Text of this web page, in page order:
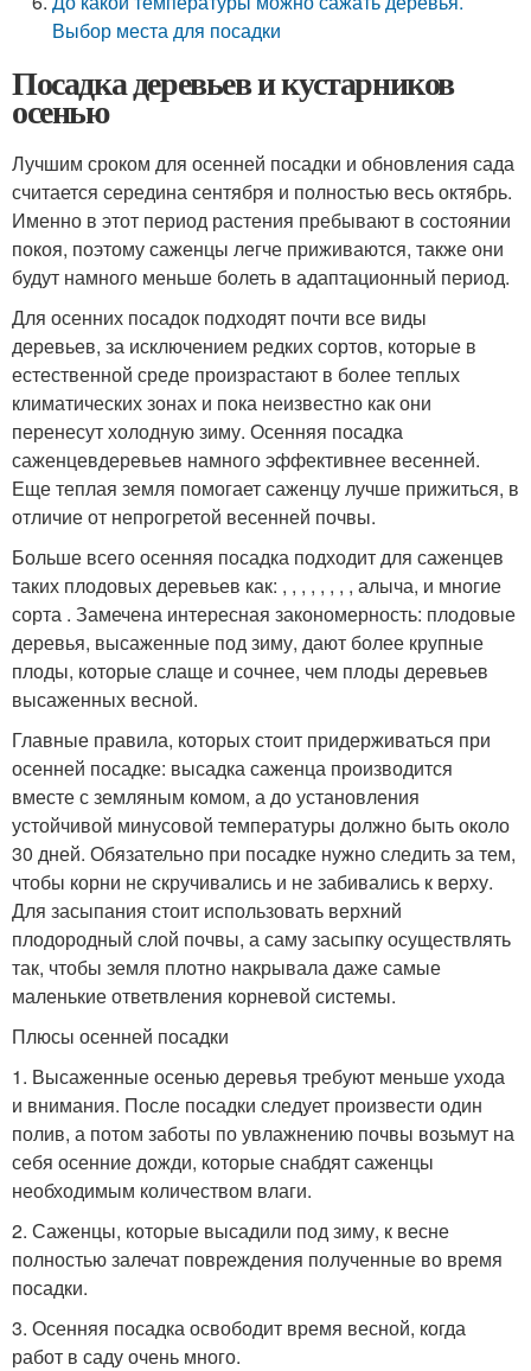
Выбор места для посадки
Посадка деревьев и кустарников
осенью
Лучшим сроком для осенней посадки и обновления сада
считается середина сентября и полностью весь октябрь.
Именно в этот период растения пребывают в состоянии
покоя, поэтому саженцы легче приживаются, также они
будут намного меньше болеть в адаптационный период.
Для осенних посадок подходят почти все виды
деревьев, за исключением редких сортов, которые в
естественной среде произрастают в более теплых
климатических зонах и пока неизвестно как они
перенесут холодную зиму. Осенняя посадка
саженцевдеревьев намного эффективнее весенней.
Еще теплая земля помогает саженцу лучше прижиться, в
отличие от непрогретой весенней почвы.
Больше всего осенняя посадка подходит для саженцев
таких плодовых деревьев как: , , , , , , , , алыча, и многие
сорта . Замечена интересная закономерность: плодовые
деревья, высаженные под зиму, дают более крупные
плоды, которые слаще и сочнее, чем плоды деревьев
высаженных весной.
Главные правила, которых стоит придерживаться при
осенней посадке: высадка саженца производится
вместе с земляным комом, а до установления
устойчивой минусовой температуры должно быть около
30 дней. Обязательно при посадке нужно следить за тем,
чтобы корни не скручивались и не забивались к верху.
Для засыпания стоит использовать верхний
плодородный слой почвы, а саму засыпку осуществлять
так, чтобы земля плотно накрывала даже самые
маленькие ответвления корневой системы.
Плюсы осенней посадки
1. Высаженные осенью деревья требуют меньше ухода
и внимания. После посадки следует произвести один
полив, а потом заботы по увлажнению почвы возьмут на
себя осенние дожди, которые снабдят саженцы
необходимым количеством влаги.
2. Саженцы, которые высадили под зиму, к весне
полностью залечат повреждения полученные во время
посадки.
3. Осенняя посадка освободит время весной, когда
работ в саду очень много.